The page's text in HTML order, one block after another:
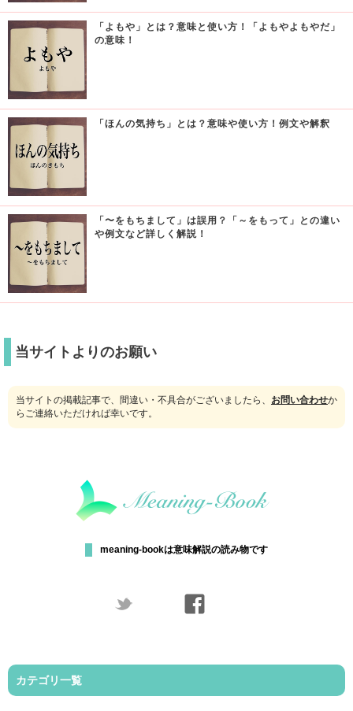
「よもや」とは？意味と使い方！「よもやよもやだ」
の意味！
「ほんの気持ち」とは？意味や使い方！例文や解釈
「〜をもちまして」は誤用？「～をもって」との違い
や例文など詳しく解説！
当サイトよりのお願い
当サイトの掲載記事で、間違い・不具合がございましたら、 お問い合わせか
らご連絡いただければ幸いです。
meaning-bookは意味解説の読み物です
カテゴリ一覧